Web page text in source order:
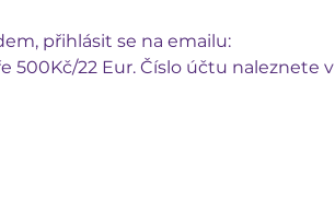
přihlásit se na emailu:
500Kč/22 Eur. Číslo účtu naleznete v